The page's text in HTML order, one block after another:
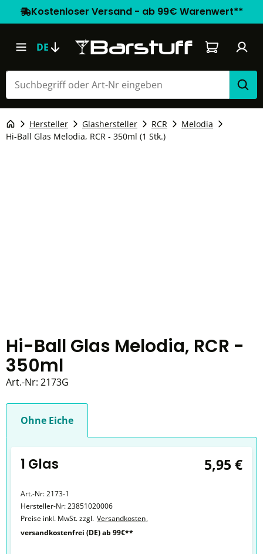
Kostenloser Versand - ab 99€ Warenwert**
DE Warenkorb
Hersteller Glashersteller RCR
Melodia
Hi-Ball Glas Melodia, RCR - 350ml (1 Stk.)
Hi-Ball Glas Melodia, RCR -
350ml
Art.-Nr: 2173G
Ohne Eiche
1 Glas 5,95 €
Art.-Nr:2173-1
Hersteller-Nr:23851020006
Preise inkl. MwSt. zzgl. Versandkosten,
versandkostenfrei (DE) ab 99€**